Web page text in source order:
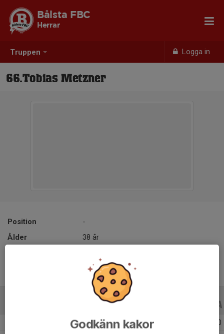
Truppen Logga in
Bålsta FBC
Herrar
66.Tobias Metzner
Position
-
Ålder
38 år
0
Godkänn kakor